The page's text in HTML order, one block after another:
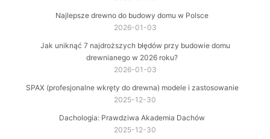
Najlepsze drewno do budowy domu w Polsce
2026-01-03
Jak uniknąć 7 najdroższych błędów przy budowie domu
drewnianego w 2026 roku?
2026-01-03
SPAX (profesjonalne wkręty do drewna) modele i zastosowanie
2025-12-30
Dachologia: Prawdziwa Akademia Dachów
2025-12-30